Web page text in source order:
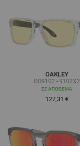
OAKLEY
OO9102 - 9102X2
ΣΕ ΑΠΌΘΕΜΑ
127,31 €